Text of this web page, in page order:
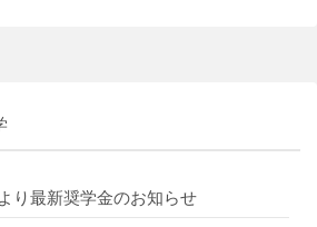
り最新奨学金のお知らせ